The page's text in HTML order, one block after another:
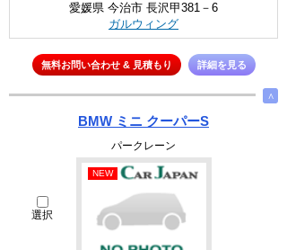
愛媛県 今治市 長沢甲381－6
ガルウィング
無料お問い合わせ & 見積もり 詳細を見る
∧
BMW ミニ クーパーS
パークレーン
選択
NEW